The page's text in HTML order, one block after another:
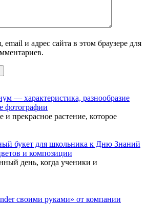
и адрес сайта в этом браузере для
— характеристика, разнообразие
фотографии
прекрасное растение, которое
букет для школьника к Дню Знаний
и композиции
день, когда ученики и
своими руками» от компании